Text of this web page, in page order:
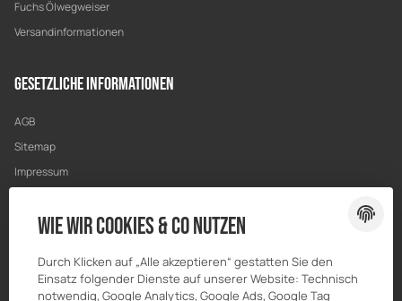
Fuchs Ölwegweiser
Versandinformationen
Gesetzliche Informationen
AGB
Sitemap
Impressum
Widerrufsrecht
Wie wir Cookies & Co nutzen
Durch Klicken auf „Alle akzeptieren“ gestatten Sie den
Einsatz folgender Dienste auf unserer Website: Technisch
notwendig, Google Analytics, Google Ads, Google Tag